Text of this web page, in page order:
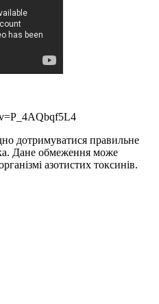
дотримуватися правильне
Дане обмеження може
азотистих токсинів.